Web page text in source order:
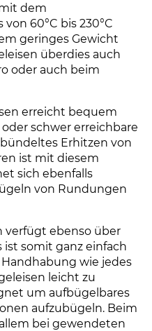
dem
60°C bis 230°C
geringes Gewicht
überdies auch
oder auch beim
erreicht bequem
schwer erreichbare
Erhitzen von
ist mit diesem
sich ebenfalls
von Rundungen
verfügt ebenso über
ist somit ganz einfach
wie jedes
leicht zu
um aufbügelbares
aufzubügeln. Beim
bei gewendeten